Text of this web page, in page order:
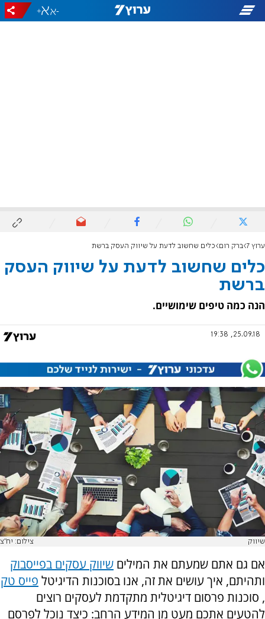
-
+
ערוץ 7 ברק רום כלים שחשוב לדעת על שיווק העסק ברשת
כלים שחשוב לדעת על שיווק העסק
ברשת
הנה כמה טיפים שימושיים.
25.09.18, 19:38
שיווק צילום: יח"צ
אם גם אתם שמעתם את המילים שיווק עסקים בפייסבוק
ותהיתם, איך עושים את זה, אנו בסוכנות הדיגיטל פייס טק
, סוכנות פרסום דיגיטלית מתקדמת לעסקים רוצים
להטעים אתכם מעט מן המידע הרחב: כיצד נוכל לפרסם